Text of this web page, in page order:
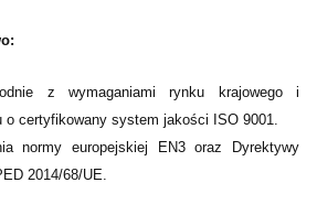
z wymaganiami rynku krajowego i
o certyfikowany system jakości ISO 9001.
normy europejskiej EN3 oraz Dyrektywy
2014/68/UE.